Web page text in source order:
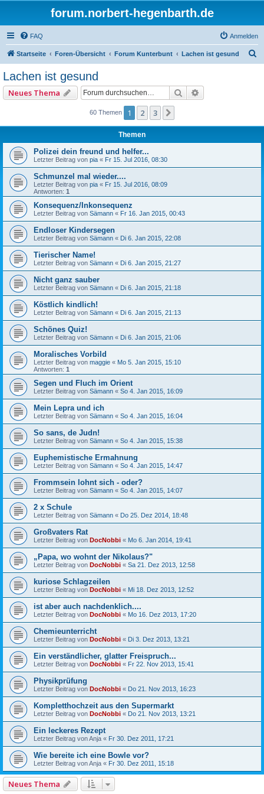
forum.norbert-hegenbarth.de
FAQ Anmelden
Startseite Foren-Übersicht Forum Kunterbunt Lachen ist gesund
Lachen ist gesund
Neues Thema Suche
60 Themen 1 2 3
Themen
Polizei dein freund und helfer...
Letzter Beitrag von pia « Fr 15. Jul 2016, 08:30
Schmunzel mal wieder....
Letzter Beitrag von pia « Fr 15. Jul 2016, 08:09
Antworten: 1
Konsequenz/Inkonsequenz
Letzter Beitrag von Sämann « Fr 16. Jan 2015, 00:43
Endloser Kindersegen
Letzter Beitrag von Sämann « Di 6. Jan 2015, 22:08
Tierischer Name!
Letzter Beitrag von Sämann « Di 6. Jan 2015, 21:27
Nicht ganz sauber
Letzter Beitrag von Sämann « Di 6. Jan 2015, 21:18
Köstlich kindlich!
Letzter Beitrag von Sämann « Di 6. Jan 2015, 21:13
Schönes Quiz!
Letzter Beitrag von Sämann « Di 6. Jan 2015, 21:06
Moralisches Vorbild
Letzter Beitrag von maggie « Mo 5. Jan 2015, 15:10
Antworten: 1
Segen und Fluch im Orient
Letzter Beitrag von Sämann « So 4. Jan 2015, 16:09
Mein Lepra und ich
Letzter Beitrag von Sämann « So 4. Jan 2015, 16:04
So sans, de Judn!
Letzter Beitrag von Sämann « So 4. Jan 2015, 15:38
Euphemistische Ermahnung
Letzter Beitrag von Sämann « So 4. Jan 2015, 14:47
Frommsein lohnt sich - oder?
Letzter Beitrag von Sämann « So 4. Jan 2015, 14:07
2 x Schule
Letzter Beitrag von Sämann « Do 25. Dez 2014, 18:48
Großvaters Rat
Letzter Beitrag von DocNobbi « Mo 6. Jan 2014, 19:41
„Papa, wo wohnt der Nikolaus?"
Letzter Beitrag von DocNobbi « Sa 21. Dez 2013, 12:58
kuriose Schlagzeilen
Letzter Beitrag von DocNobbi « Mi 18. Dez 2013, 12:52
ist aber auch nachdenklich....
Letzter Beitrag von DocNobbi « Mo 16. Dez 2013, 17:20
Chemieunterricht
Letzter Beitrag von DocNobbi « Di 3. Dez 2013, 13:21
Ein verständlicher, glatter Freispruch...
Letzter Beitrag von DocNobbi « Fr 22. Nov 2013, 15:41
Physikprüfung
Letzter Beitrag von DocNobbi « Do 21. Nov 2013, 16:23
Kompletthochzeit aus den Supermarkt
Letzter Beitrag von DocNobbi « Do 21. Nov 2013, 13:21
Ein leckeres Rezept
Letzter Beitrag vonAnja « Fr 30. Dez 2011, 17:21
Wie bereite ich eine Bowle vor?
Letzter Beitrag vonAnja « Fr 30. Dez 2011, 15:18
Neues Thema